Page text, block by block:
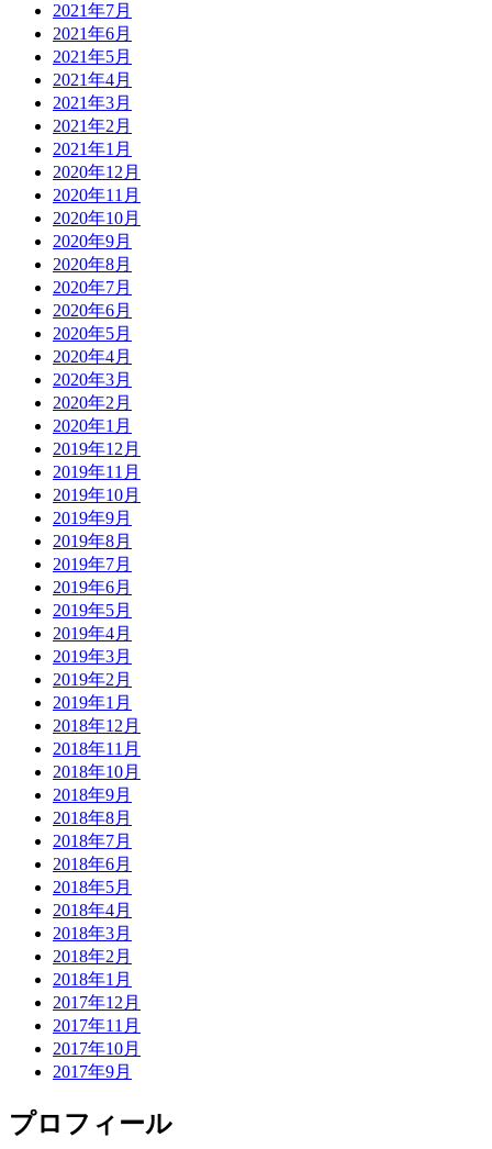
2021年7月
2021年6月
2021年5月
2021年4月
2021年3月
2021年2月
2021年1月
2020年12月
2020年11月
2020年10月
2020年9月
2020年8月
2020年7月
2020年6月
2020年5月
2020年4月
2020年3月
2020年2月
2020年1月
2019年12月
2019年11月
2019年10月
2019年9月
2019年8月
2019年7月
2019年6月
2019年5月
2019年4月
2019年3月
2019年2月
2019年1月
2018年12月
2018年11月
2018年10月
2018年9月
2018年8月
2018年7月
2018年6月
2018年5月
2018年4月
2018年3月
2018年2月
2018年1月
2017年12月
2017年11月
2017年10月
2017年9月
プロフィール